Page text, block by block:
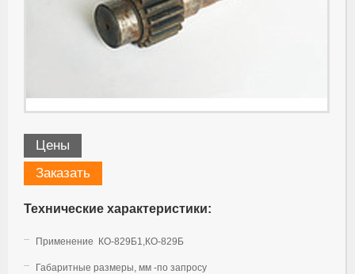
Цены
Заказать
Технические характеристики:
Применение КО-829Б1,КО-829Б
Габаритные размеры, мм -по запросу